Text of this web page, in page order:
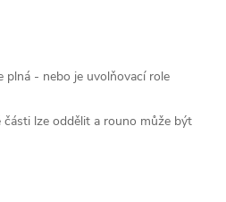
plná - nebo je uvolňovací role
lze oddělit a rouno může být